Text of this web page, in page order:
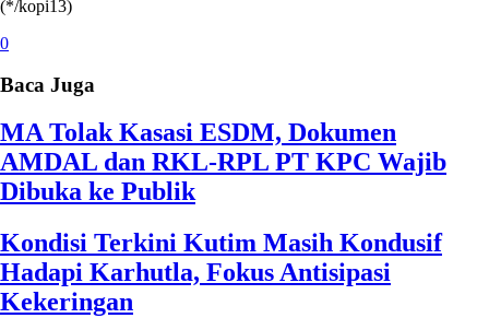
(*/kopi13)
0
Baca Juga
MA Tolak Kasasi ESDM, Dokumen
AMDAL dan RKL-RPL PT KPC Wajib
Dibuka ke Publik
Kondisi Terkini Kutim Masih Kondusif
Hadapi Karhutla, Fokus Antisipasi
Kekeringan